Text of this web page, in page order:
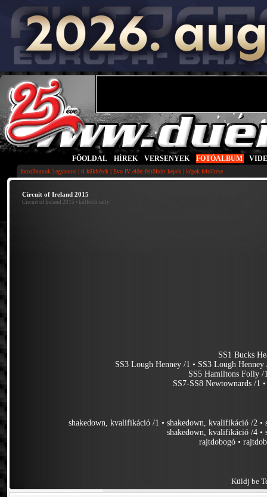
FŐOLDAL HÍREK VERSENYEK FOTÓALBUM
fotoalbumok | egysoros | ti küldtétek | Evo IV előtt feltöltött képek | képek feltöltése
Circuit of Ireland 2015
Circuit of Ireland 2015 • külföldi rally
SS1 Bucks
SS3 Lough Henney /1 • SS3 Lough Henney
SS5 Hamiltons Folly /
SS7-SS8 Newtownards /1
shakedown, kvalifikáció /1 •shakedown, kvalifikáció /2 •
shakedown, kvalifikáció /4 •
rajtdobogó •
Küldj be